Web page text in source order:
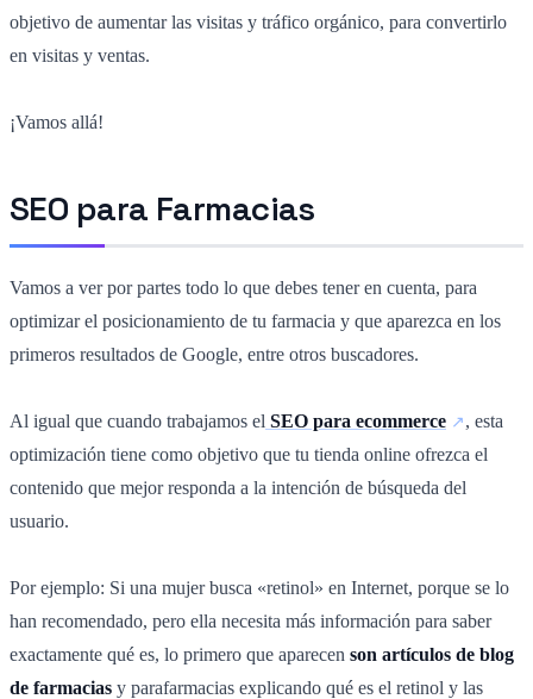
objetivo de aumentar las visitas y tráfico orgánico, para convertirlo
en visitas y ventas.
¡Vamos allá!
SEO para Farmacias
Vamos a ver por partes todo lo que debes tener en cuenta, para
optimizar el posicionamiento de tu farmacia y que aparezca en los
primeros resultados de Google, entre otros buscadores.
Al igual que cuando trabajamos el SEO para ecommerce
, esta
optimización tiene como objetivo que tu tienda online ofrezca el
contenido que mejor responda a la intención de búsqueda del
usuario.
Por ejemplo: Si una mujer busca «retinol» en Internet, porque se lo
han recomendado, pero ella necesita más información para saber
exactamente qué es, lo primero que aparecen son artículos de blog
de farmacias y parafarmacias explicando qué es el retinol y las